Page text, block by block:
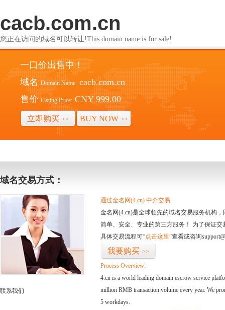
cacb.com.cn
您正在访问的域名可以转让!This domain name is for sale!
一口价出售中！
域名 Domain Name: cacb.com.cn
售价 Listing Price: CNY 999.00
立即购买 >> BUY NOW >>
域名交易方式：
联系我们
通过金名网(4.cn) 中介交易
金名网(4.cn)是全球领先的域名交易服务机构
简单、安全、专业的第三方服务！ 为了保证
具体交易流程可“点击这里”查看或咨询
我要购买 >>
Process Overview:
4.cn is a world leading domain escrow service
million RMB transaction volume every year. We
5 workdays.